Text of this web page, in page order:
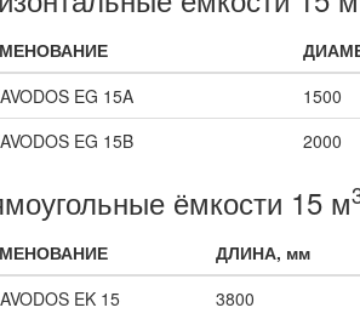
EG 15A
1500
EG 15B
2000
ёмкости 15 м
ДЛИНА, мм
EK 15
3800